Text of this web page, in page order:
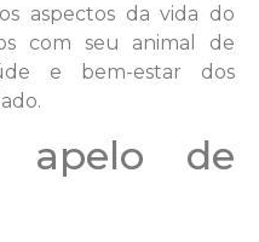
aspectos da vida do
com seu animal de
e bem-estar dos
apelo de